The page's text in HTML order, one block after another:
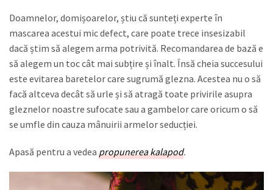
Doamnelor, domișoarelor, știu că sunteți experte în
mascarea acestui mic defect, care poate trece insesizabil
dacă știm să alegem arma potrivită. Recomandarea de bază e
să alegem un toc cât mai subțire și înalt. Însă cheia succesului
este evitarea baretelor care sugrumă glezna. Acestea nu o să
facă altceva decât să urle și să atragă toate privirile asupra
gleznelor noastre sufocate sau a gambelor care oricum o să
se umfle din cauza mânuirii armelor seducției.
Apasă pentru a vedea propunerea kalapod.